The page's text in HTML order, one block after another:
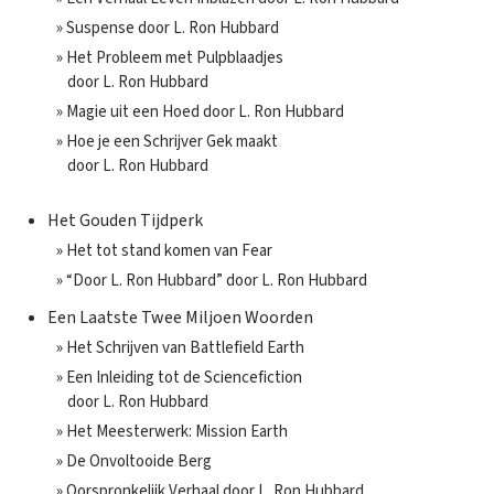
» Suspense door L. Ron Hubbard
» Het Probleem met Pulpblaadjes
door L. Ron Hubbard
» Magie uit een Hoed door L. Ron Hubbard
» Hoe je een Schrijver Gek maakt
door L. Ron Hubbard
Het Gouden Tijdperk
» Het tot stand komen van Fear
» “Door L. Ron Hubbard” door L. Ron Hubbard
Een Laatste Twee Miljoen Woorden
» Het Schrijven van Battlefield Earth
» Een Inleiding tot de Sciencefiction
door L. Ron Hubbard
» Het Meesterwerk: Mission Earth
» De Onvoltooide Berg